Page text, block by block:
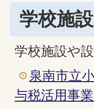
学校施
学校施設や
泉南市立
与税活用事業